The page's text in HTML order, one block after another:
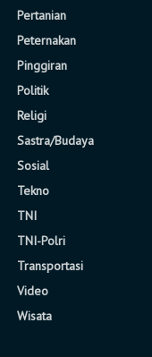
Pertanian
Peternakan
Pinggiran
Politik
Religi
Sastra/Budaya
Sosial
Tekno
TNI
TNI-Polri
Transportasi
Video
Wisata